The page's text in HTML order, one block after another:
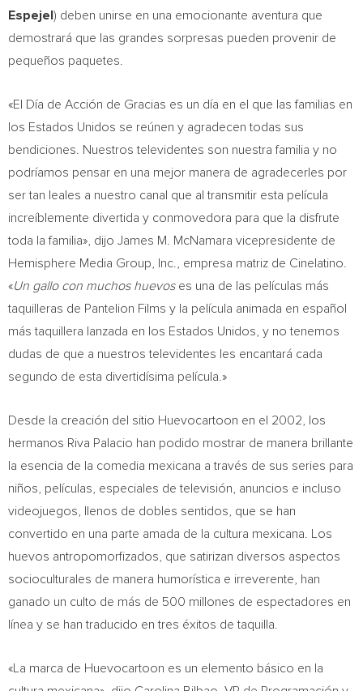
Espejel ) deben unirse en una emocionante aventura que
demostrará que las grandes sorpresas pueden provenir de
pequeños paquetes.
«El Día de Acción de Gracias es un día en el que las familias en
los Estados Unidos se reúnen y agradecen todas sus
bendiciones. Nuestros televidentes son nuestra familia y no
podríamos pensar en una mejor manera de agradecerles por
ser tan leales a nuestro canal que al transmitir esta película
increíblemente divertida y conmovedora para que la disfrute
toda la familia», dijo James M. McNamara vicepresidente de
Hemisphere Media Group, Inc., empresa matriz de Cinelatino.
«Un gallo con muchos huevoses una de las películas más
taquilleras de Pantelion Films y la película animada en español
más taquillera lanzada en los Estados Unidos, y no tenemos
dudas de que a nuestros televidentes les encantará cada
segundo de esta divertidísima película.»
Desde la creación del sitio Huevocartoon en el 2002, los
hermanos Riva Palacio han podido mostrar de manera brillante
la esencia de la comedia mexicana a través de sus series para
niños, películas, especiales de televisión, anuncios e incluso
videojuegos, llenos de dobles sentidos, que se han
convertido en una parte amada de la cultura mexicana. Los
huevos antropomorfizados, que satirizan diversos aspectos
socioculturales de manera humorística e irreverente, han
ganado un culto de más de 500 millones de espectadores en
línea y se han traducido en tres éxitos de taquilla.
«La marca de Huevocartoon es un elemento básico en la